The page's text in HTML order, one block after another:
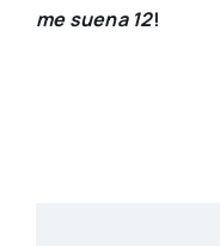
me suena 12!